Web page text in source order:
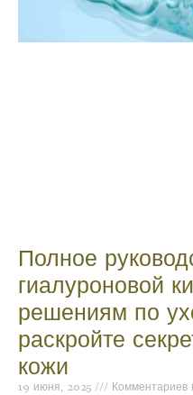
Полное
гиалуроновой
решениям по
раскройте
кожи
19 июня, 2025 Комментариев